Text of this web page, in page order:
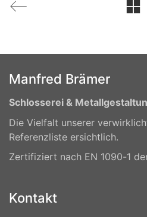
Manfred Brämer
Schlosserei &
Die Vielfalt unserer
Referenzliste ersichtlich.
Zertifiziert nach EN 1090-1
Kontakt